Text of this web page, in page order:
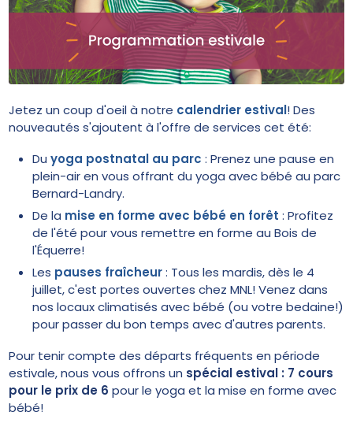
Jetez un coup d'oeil à notre calendrier estival! Des
nouveautés s'ajoutent à l'offre de services cet été:
Duyoga postnatal au parc : Prenez une pause en
plein-air en vous offrant du yoga avec bébé au parc
Bernard-Landry.
De la mise en forme avec bébé en forêt : Profitez
de l'été pour vous remettre en forme au Bois de
l'Équerre!
Les pauses fraîcheur: Tous les mardis, dès le 4
juillet, c'est portes ouvertes chez MNL! Venez dans
nos locaux climatisés avec bébé (ou votre bedaine!)
pour passer du bon temps avec d'autres parents.
Pour tenir compte des départs fréquents en période
estivale, nous vous offrons un spécial estival : 7 cours
pour le prix de 6 pour le yoga et la mise en forme avec
bébé!